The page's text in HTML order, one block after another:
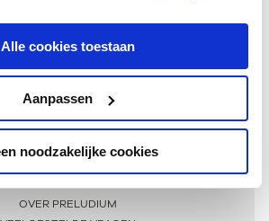
Alle cookies toestaan
Aanpassen
noodzakelijke cookies
Meer informatie
OVER PRELUDIUM